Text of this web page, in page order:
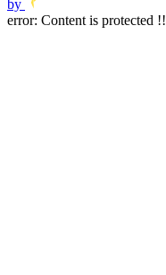
by
error: Content is protected !!